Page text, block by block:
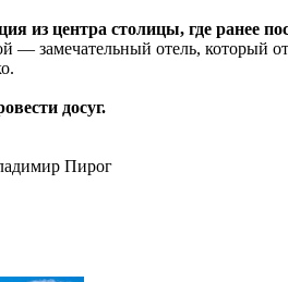
из центра столицы, где ранее
— замечательный отель, который
досуг.
Пирог